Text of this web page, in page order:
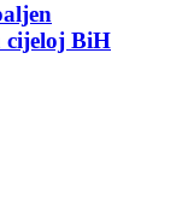
cijeloj BiH